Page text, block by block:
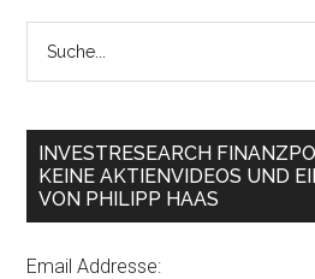
INVESTRESEARCH
KEINE AKTIENVIDEOS UND
VON PHILIPP HAAS
Email Addresse: